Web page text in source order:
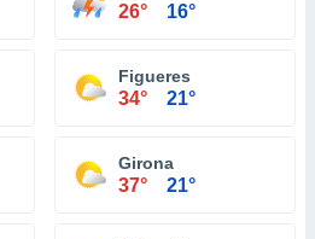
26° 16°
Figueres
34° 21°
Girona
37° 21°